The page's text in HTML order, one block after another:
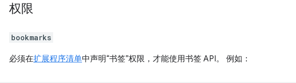
权限
bookmarks
必须在扩展程序清单中声明“书签”权限，才能使用书签 API。 例如：